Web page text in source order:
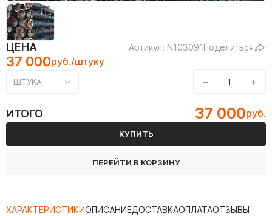
ЦЕНА Артикул: N103091Поделиться
37 000руб./штуку
ШТУКА − +
ИТОГО 37 000руб.
КУПИТЬ
ПЕРЕЙТИ В КОРЗИНУ
ХАРАКТЕРИСТИКИОПИСАНИЕДОСТАВКАОПЛАТАОТЗЫВЫ